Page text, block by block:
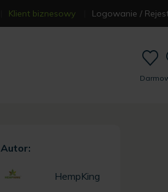
Klient biznesowy Logowanie /
Autor:
HempKing